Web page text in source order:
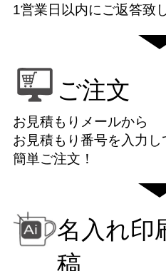
1営業日以内にご返答致
ご注文
お見積もりメールから
お見積もり番号を入力し
簡単ご注文！
名入れ印
稿